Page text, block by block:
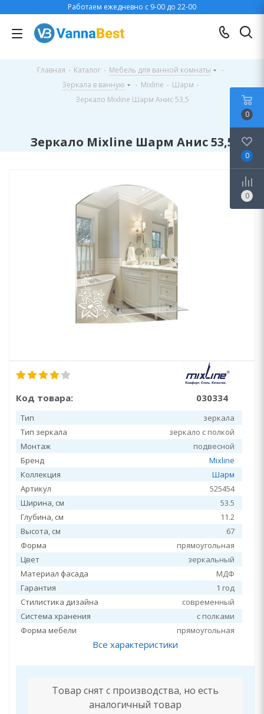
Работаем ежедневно с 9-00 до 22-00
Главная - Каталог - Мебель для ванной комнаты
-
Зеркала в ванную
- Mixline - Шарм -
Зеркало Mixline Шарм Анис 53,5
Зеркало Mixline Шарм Анис 53,5
Код товара: 030334
Тип
зеркала
Тип зеркала
зеркало с полкой
Монтаж
подвесной
Бренд
Mixline
Коллекция
Шарм
Артикул
525454
Ширина, см
53.5
Глубина, см
11.2
Высота, см
67
Форма
прямоугольная
Цвет
зеркальный
Материал фасада
МДФ
Гарантия
1 год
Стилистика дизайна
современный
Система хранения
с полками
Форма мебели
прямоугольная
Все характеристики
Товар снят с производства, но есть
аналогичный товар
0
0
0